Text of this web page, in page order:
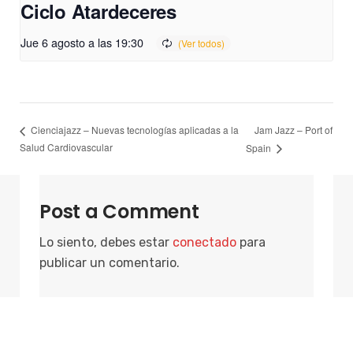
Ciclo Atardeceres
Jue 6 agosto a las 19:30
Cienciajazz – Nuevas tecnologías aplicadas a la
Salud Cardiovascular
Jam Jazz – Port of
Spain
Post a Comment
Lo siento, debes estar conectado para
publicar un comentario.